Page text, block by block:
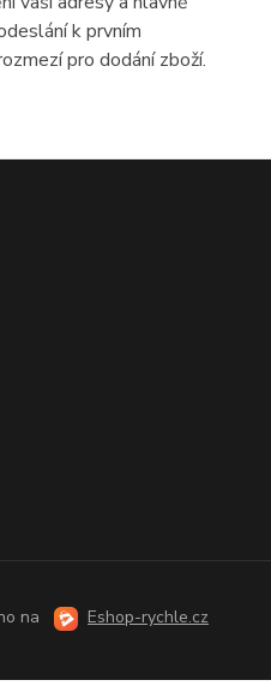
k prvním
pro dodání zboží.
na Eshop-rychle.cz